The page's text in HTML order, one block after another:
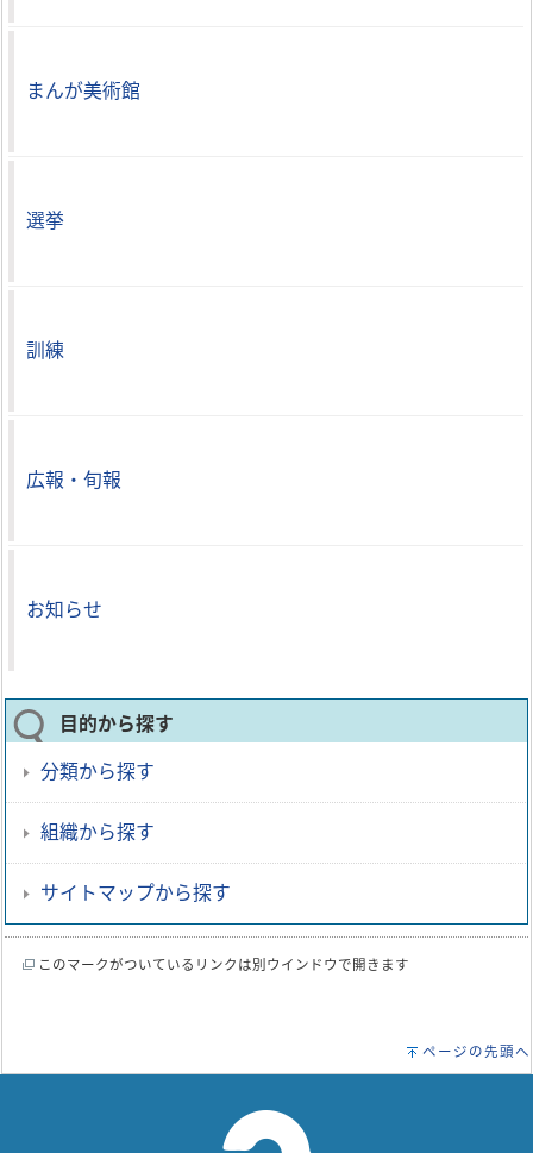
まんが美術館
選挙
訓練
広報・旬報
お知らせ
目的から探す
分類から探す
組織から探す
サイトマップから探す
このマークがついているリンクは別ウインドウで開きます
ページの先頭へ